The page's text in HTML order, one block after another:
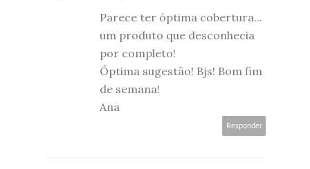
Parece ter óptima cobertura...
um produto que desconhecia
por completo!
Óptima sugestão! Bjs! Bom fim
de semana!
Ana
Responder